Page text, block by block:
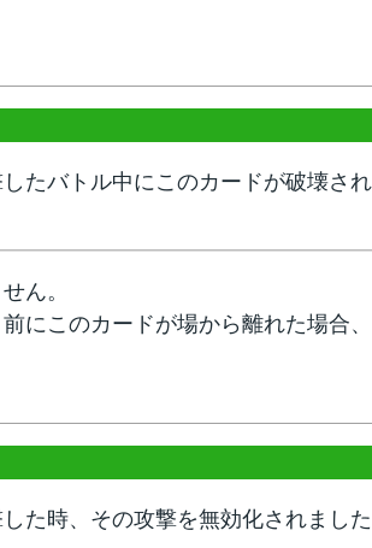
たバトル中にこのカードが破壊さ
ん。
にこのカードが場から離れた場合
た時、その攻撃を無効化されまし